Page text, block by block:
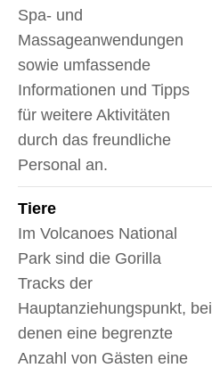
Spa- und
Massageanwendungen
sowie umfassende
Informationen und Tipps
für weitere Aktivitäten
durch das freundliche
Personal an.
Tiere
Im Volcanoes National
Park sind die Gorilla
Tracks der
Hauptanziehungspunkt, bei
denen eine begrenzte
Anzahl von Gästen eine